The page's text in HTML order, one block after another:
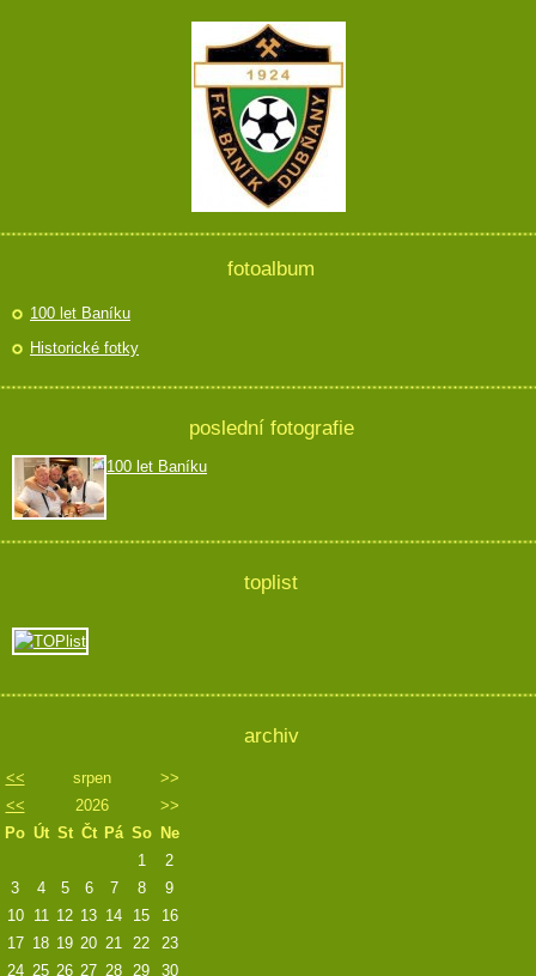
fotoalbum
100 let Baníku
Historické fotky
poslední fotografie
100 let Baníku
toplist
archiv
<< srpen
>>
<<
2026
>>
Po Út St Čt Pá So Ne
1
2
3
4 5 6 7 8
9
10
11 12 13 14 15
16
17 18 19 20 21 22
23
24 25 26 27 28 29 30